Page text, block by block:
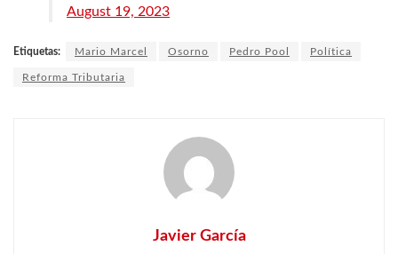
August 19, 2023
Etiquetas: Mario Marcel Osorno Pedro Pool Política
Reforma Tributaria
Javier García